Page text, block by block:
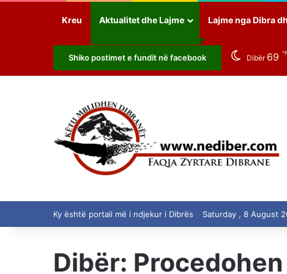
Kreu Aktualitet dhe Lajme Lajme nga Dibra
Shiko postimet e fundit në facebook Dibër 69 ℉
Ky është portali më i ndjekur i Dibrës Saturday , 8 August
Dibër: